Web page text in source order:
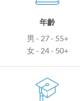
年齡
男 - 27 - 55+
女 - 24 - 50+